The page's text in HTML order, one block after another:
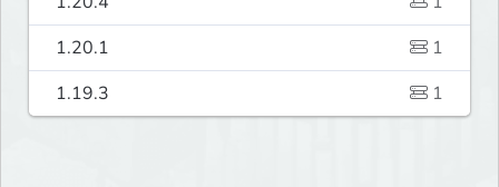
1.20.1
1
1.19.3
1